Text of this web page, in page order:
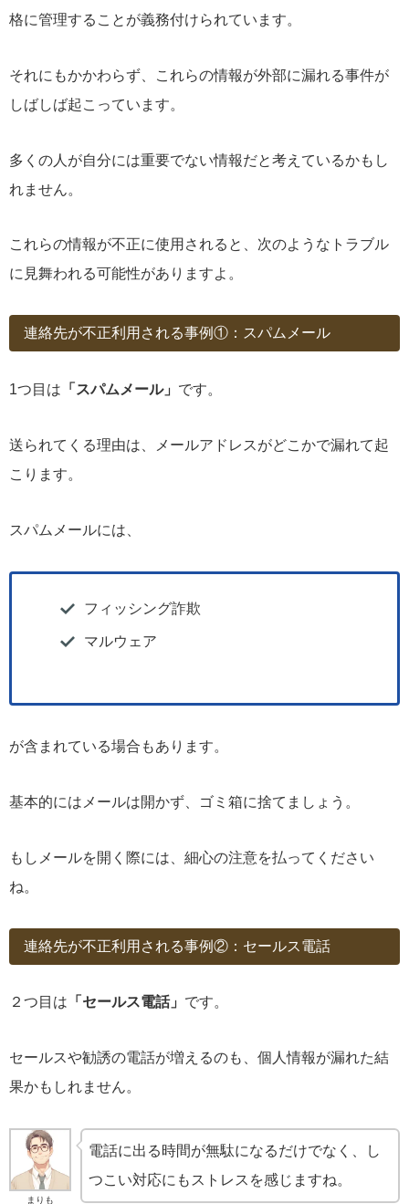
格に管理することが義務付けられています。
それにもかかわらず、これらの情報が外部に漏れる事件が
しばしば起こっています。
多くの人が自分には重要でない情報だと考えているかもし
れません。
これらの情報が不正に使用されると、次のようなトラブル
に見舞われる可能性がありますよ。
連絡先が不正利用される事例①：スパムメール
1つ目は 「スパムメール」 です。
送られてくる理由は、メールアドレスがどこかで漏れて起
こります。
スパムメールには、
フィッシング詐欺
マルウェア
が含まれている場合もあります。
基本的にはメールは開かず、ゴミ箱に捨てましょう。
もしメールを開く際には、細心の注意を払ってください
ね。
連絡先が不正利用される事例②：セールス電話
２つ目は 「セールス電話」 です。
セールスや勧誘の電話が増えるのも、個人情報が漏れた結
果かもしれません。
まりも
電話に出る時間が無駄になるだけでなく、し
つこい対応にもストレスを感じますね。